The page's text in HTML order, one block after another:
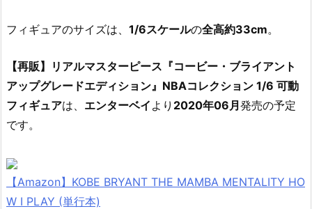
フィギュアのサイズは、 1/6スケールの全高約33cm。
【再販】リアルマスターピース『コービー・ブライアント
アップグレードエディション』NBAコレクション 1/6 可動
フィギュアは、 エンターベイ より 2020年06月 発売の予定
です。
【Amazon】KOBE BRYANT THE MAMBA MENTALITY HO
W I PLAY (単行本)